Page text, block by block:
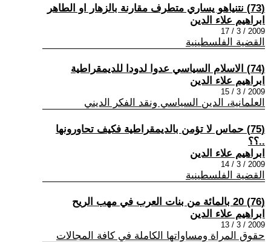
(73) نتنياهو يساري متطرف مقارنة بالزهار او الطاهر
ابراهيم علاء الدين
2009 / 3 / 17
القضية الفلسطينية
(74) الاسلام السياسي عدوا لدودا للديمقراطية
ابراهيم علاء الدين
2009 / 3 / 15
العلمانية، الدين السياسي ونقد الفكر الديني
(75) حماس لا تؤمن بالديمقراطية فكيف تحاورونها
..؟؟
ابراهيم علاء الدين
2009 / 3 / 14
القضية الفلسطينية
(76) 20 بالمائة من بنات العرب في مهب الريح
ابراهيم علاء الدين
2009 / 3 / 13
حقوق المراة ومساواتها الكاملة في كافة المجالات